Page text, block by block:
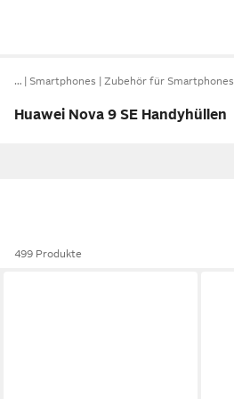
… Smartphones Zubehör für Smartphones
Huawei Nova 9 SE Handyhüllen
499 Produkte